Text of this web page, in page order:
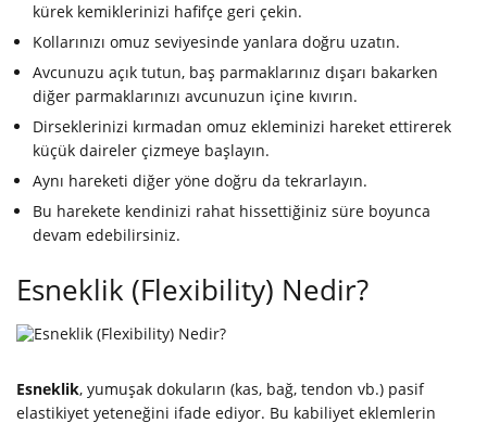
kürek kemiklerinizi hafifçe geri çekin.
Kollarınızı omuz seviyesinde yanlara doğru uzatın.
Avcunuzu açık tutun, baş parmaklarınız dışarı bakarken
diğer parmaklarınızı avcunuzun içine kıvırın.
Dirseklerinizi kırmadan omuz ekleminizi hareket ettirerek
küçük daireler çizmeye başlayın.
Aynı hareketi diğer yöne doğru da tekrarlayın.
Bu harekete kendinizi rahat hissettiğiniz süre boyunca
devam edebilirsiniz.
Esneklik (Flexibility) Nedir?
Esneklik, yumuşak dokuların (kas, bağ, tendon vb.) pasif
elastikiyet yeteneğini ifade ediyor. Bu kabiliyet eklemlerin